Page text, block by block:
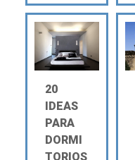
20
IDEAS
PARA
DORMI
TORIOS